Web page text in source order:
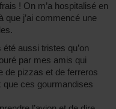
! On m’a hospitalisé en
que j’ai commencé une
aussi tristes qu’on
par mes amis qui
de pizzas et de ferreros
que ces gourmandises